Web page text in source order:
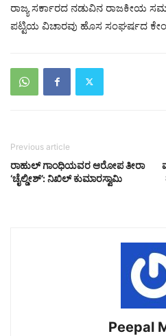
ರಾಜ್ಯ ಸರ್ಕಾರದ ನಡುವಿನ ರಾಜಕೀಯ
ಪಟ್ಟಿಯ ವಿಚಾರವು ಹೊಸ ಸಂಘರ್ಷದ
Previous article
ರಾಹುಲ್ ಗಾಂಧಿಯವರ ಆರೋಪ ತೀರಾ
‘ಚೈಲ್ಡೀಶ್’: ನಿಖಿಲ್ ಕುಮಾರಸ್ವಾಮಿ
Peepal